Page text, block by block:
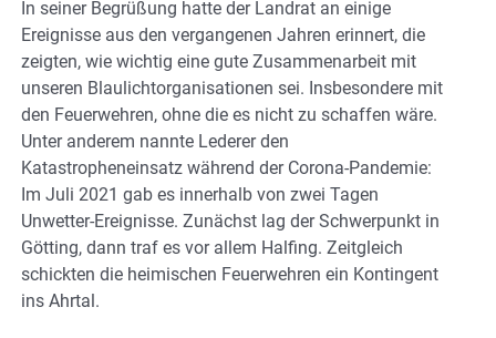
In seiner Begrüßung hatte der Landrat an einige
Ereignisse aus den vergangenen Jahren erinnert, die
zeigten, wie wichtig eine gute Zusammenarbeit mit
unseren Blaulichtorganisationen sei. Insbesondere mit
den Feuerwehren, ohne die es nicht zu schaffen wäre.
Unter anderem nannte Lederer den
Katastropheneinsatz während der Corona-Pandemie:
Im Juli 2021 gab es innerhalb von zwei Tagen
Unwetter-Ereignisse. Zunächst lag der Schwerpunkt in
Götting, dann traf es vor allem Halfing. Zeitgleich
schickten die heimischen Feuerwehren ein Kontingent
ins Ahrtal.